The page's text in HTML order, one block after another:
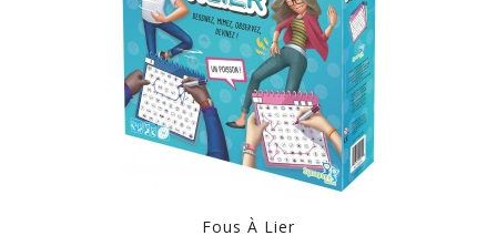
Fous À Lier